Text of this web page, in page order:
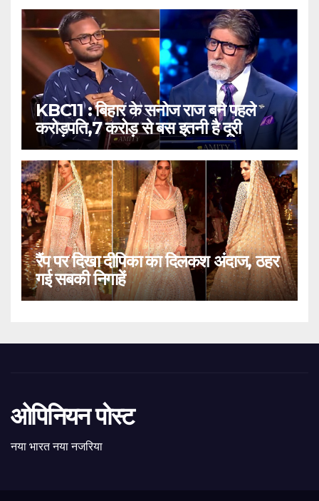
KBC11 : बिहार के सनोज राज बने पहले
करोड़पति,7 करोड़ से बस इतनी है दूरी
रैंप पर दिखा दीपिका का दिलकश अंदाज, ठहर
गई सबकी निगाहें
ओपिनियन पोस्ट
नया भारत नया नजरिया